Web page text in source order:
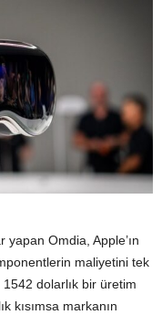
yapan Omdia, Apple’ın
maliyetini tek
dolarlık bir üretim
kısımsa markanın